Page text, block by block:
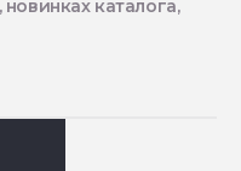
каталога,